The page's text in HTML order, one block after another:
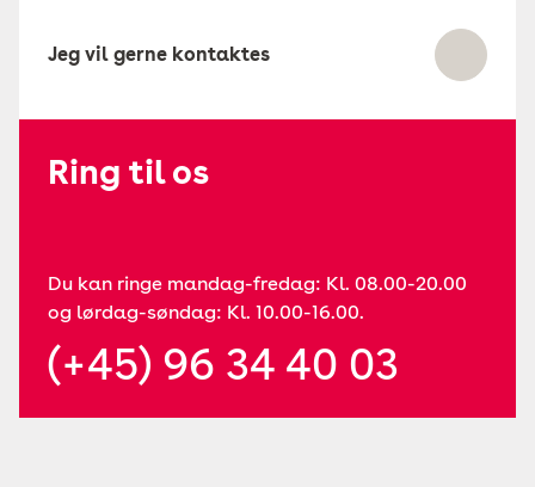
Jeg vil gerne kontaktes
Ring til os
Du kan ringe mandag-fredag: Kl. 08.00-20.00
og lørdag-søndag: Kl. 10.00-16.00.
(+45) 96 34 40 03